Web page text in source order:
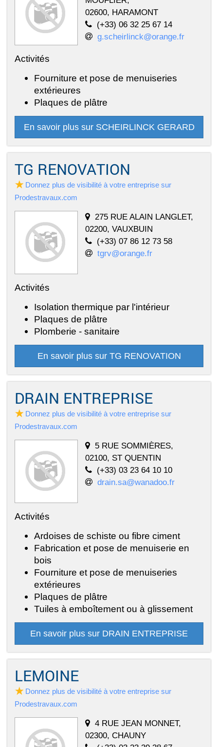
02600, HARAMONT
(+33) 06 32 25 67 14
g.scheirlinck@orange.fr
Activités
Fourniture et pose de menuiseries
extérieures
Plaques de plâtre
En savoir plus sur SCHEIRLINCK GERARD
TG RENOVATION
Donnez plus de visibilité à votre entreprise sur
Prodestravaux.com
275 RUE ALAIN LANGLET,
02200, VAUXBUIN
(+33) 07 86 12 73 58
tgrv@orange.fr
Activités
Isolation thermique par l'intérieur
Plaques de plâtre
Plomberie - sanitaire
En savoir plus sur TG RENOVATION
DRAIN ENTREPRISE
Donnez plus de visibilité à votre entreprise sur
Prodestravaux.com
5 RUE SOMMIÈRES,
02100, ST QUENTIN
(+33) 03 23 64 10 10
drain.sa@wanadoo.fr
Activités
Ardoises de schiste ou fibre ciment
Fabrication et pose de menuiserie en
bois
Fourniture et pose de menuiseries
extérieures
Plaques de plâtre
Tuiles à emboîtement ou à glissement
En savoir plus sur DRAIN ENTREPRISE
LEMOINE
Donnez plus de visibilité à votre entreprise sur
Prodestravaux.com
4 RUE JEAN MONNET,
02300, CHAUNY